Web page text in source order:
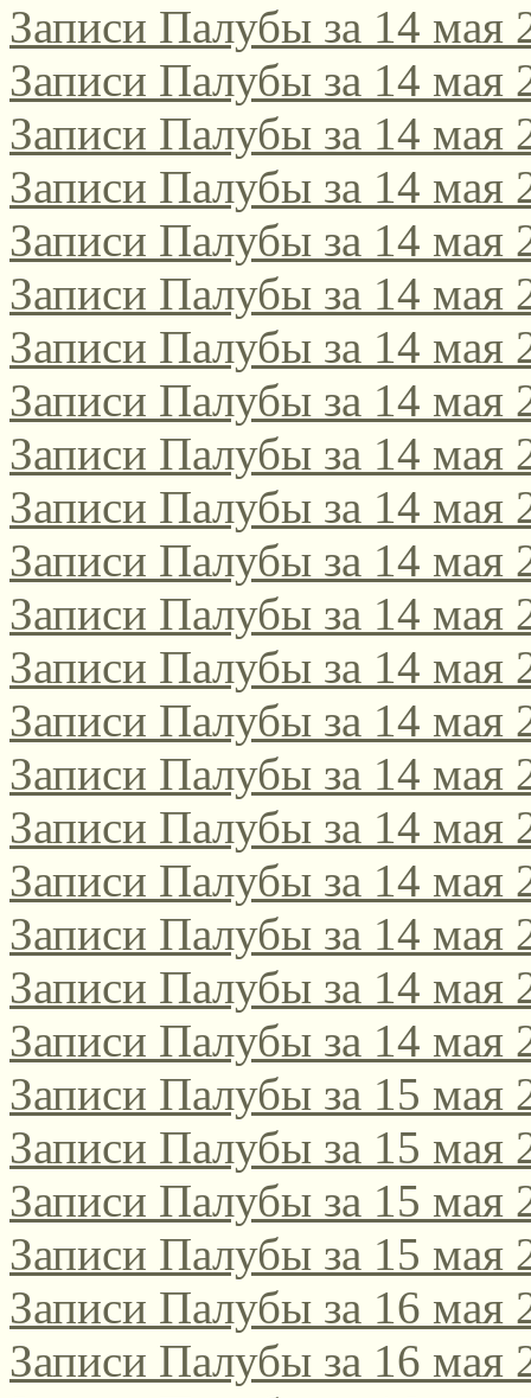
Записи Палубы за 14 мая
Записи Палубы за 14 мая
Записи Палубы за 14 мая
Записи Палубы за 14 мая
Записи Палубы за 14 мая
Записи Палубы за 14 мая
Записи Палубы за 14 мая
Записи Палубы за 14 мая
Записи Палубы за 14 мая
Записи Палубы за 14 мая
Записи Палубы за 14 мая
Записи Палубы за 14 мая
Записи Палубы за 14 мая
Записи Палубы за 14 мая
Записи Палубы за 14 мая
Записи Палубы за 14 мая
Записи Палубы за 14 мая
Записи Палубы за 14 мая
Записи Палубы за 14 мая
Записи Палубы за 14 мая
Записи Палубы за 15 мая
Записи Палубы за 15 мая
Записи Палубы за 15 мая
Записи Палубы за 15 мая
Записи Палубы за 16 мая
Записи Палубы за 16 мая